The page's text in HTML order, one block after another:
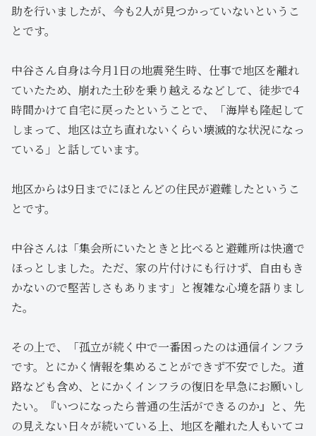
助を行いましたが、今も2人が見つかっていないというこ
とです。
中谷さん自身は今月1日の地震発生時、仕事で地区を離れ
ていたため、崩れた土砂を乗り越えるなどして、徒歩で4
時間かけて自宅に戻ったということで、「海岸も隆起して
しまって、地区は立ち直れないくらい壊滅的な状況になっ
ている」と話しています。
地区からは9日までにほとんどの住民が避難したというこ
とです。
中谷さんは「集会所にいたときと比べると避難所は快適で
ほっとしました。ただ、家の片付けにも行けず、自由もき
かないので堅苦しさもあります」と複雑な心境を語りまし
た。
その上で、「孤立が続く中で一番困ったのは通信インフラ
です。とにかく情報を集めることができず不安でした。道
路なども含め、とにかくインフラの復旧を早急にお願いし
たい。『いつになったら普通の生活ができるのか』と、先
の見えない日々が続いている上、地区を離れた人もいてコ